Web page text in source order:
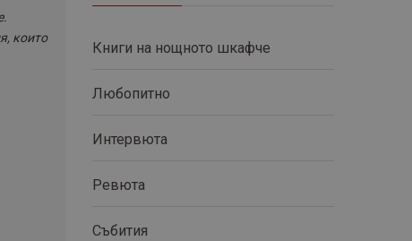
които
Книги на нощното шкафче
Любопитно
Интервюта
Ревюта
Събития